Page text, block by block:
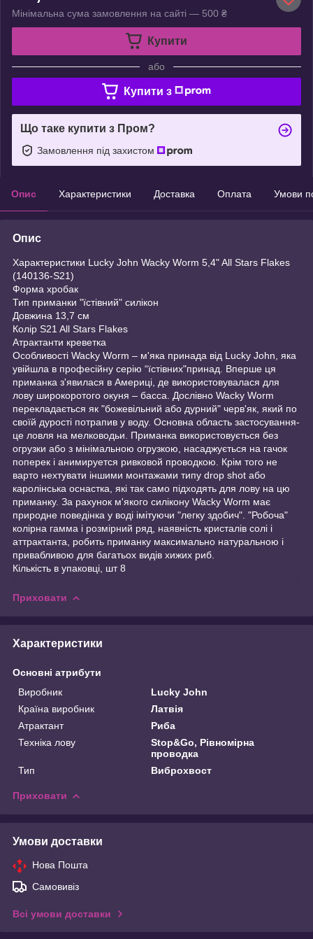
Мінімальна сума замовлення на сайті — 500 ₴
Купити
або
Купити з
Що таке купити з Пром?
Замовлення під захистом
Опис Характеристики Доставка Оплата Умови
Опис
Характеристики Lucky John Wacky Worm 5,4" All Stars Flakes
(140136-S21)
Форма хробак
Тип приманки "їстівний" силікон
Довжина 13,7 см
Колір S21 All Stars Flakes
Атрактанти креветка
Особливості Wacky Worm – м'яка принада від Lucky John, яка
увійшла в професійну серію “їстівних"принад. Вперше ця
приманка з'явилася в Америці, де використовувалася для
лову широкоротого окуня – басса. Дослівно Wacky Worm
перекладається як "божевільний або дурний" черв'як, який по
своїй дурості потрапив у воду. Основна область застосування-
це ловля на мелководьи. Приманка використовується без
огрузки або з мінімальною огрузкою, насаджується на гачок
поперек і анимируется ривковой проводкою. Крім того не
варто нехтувати іншими монтажами типу drop shot або
каролінська оснастка, які так само підходять для лову на цю
приманку. За рахунок м'якого силікону Wacky Worm має
природне поведінка у воді імітуючи "легку здобич". "Робоча"
колірна гамма і розмірний ряд, наявність кристалів солі і
аттрактанта, робить приманку максимально натуральною і
привабливою для багатьох видів хижих риб.
Кількість в упаковці, шт 8
Приховати
Характеристики
Основні атрибути
Виробник
Lucky John
Країна виробник
Латвія
Атрактант
Риба
Техніка лову
Stop&Go, Рівномірна
проводка
Тип
Виброхвост
Приховати
Умови доставки
Нова Пошта
Самовивіз
Всі умови доставки